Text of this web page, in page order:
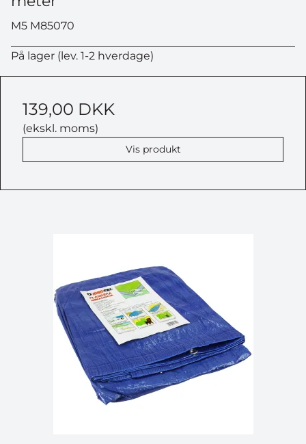
M5 M85070
På lager (lev. 1-2 hverdage)
139,00 DKK
(ekskl. moms)
Vis produkt